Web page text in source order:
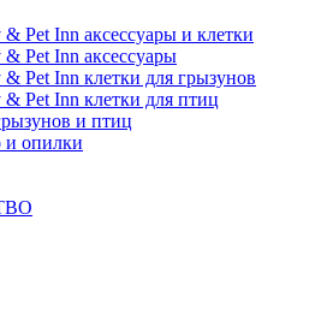
Pet Inn аксессуары и клетки
Pet Inn аксессуары
Pet Inn клетки для грызунов
Pet Inn клетки для птиц
и птиц
и опилки